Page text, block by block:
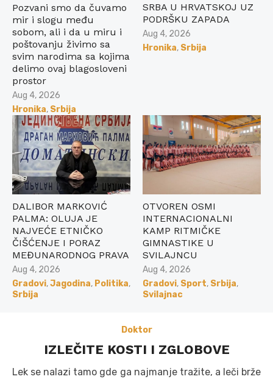
Pozvani smo da čuvamo
mir i slogu među
sobom, ali i da u miru i
poštovanju živimo sa
svim narodima sa kojima
delimo ovaj blagosloveni
prostor
Posted
on
Aug 4, 2026
Hronika, Srbija
SRBA U HRVATSKOJ UZ
PODRŠKU ZAPADA
Posted
on
Aug 4, 2026
Hronika, Srbija
DALIBOR MARKOVIĆ
PALMA: OLUJA JE
NAJVEĆE ETNIČKO
ČIŠĆENJE I PORAZ
MEĐUNARODNOG PRAVA
Posted
on
Aug 4, 2026
Gradovi,Jagodina, Politika,
Srbija
OTVOREN OSMI
INTERNACIONALNI
KAMP RITMIČKE
GIMNASTIKE U
SVILAJNCU
Posted
on
Aug 4, 2026
Gradovi, Sport, Srbija,
Svilajnac
Doktor
IZLEČITE KOSTI I ZGLOBOVE
Lek se nalazi tamo gde ga najmanje tražite, a leči brže